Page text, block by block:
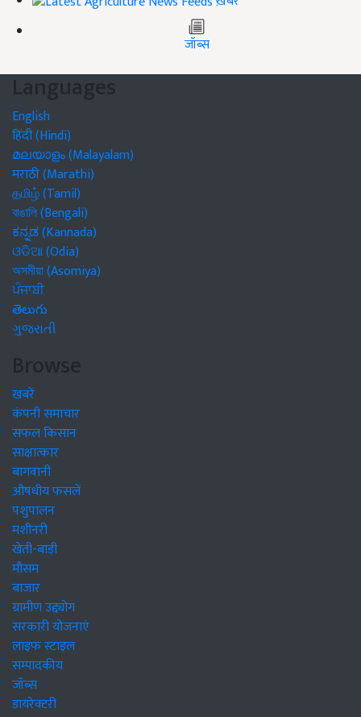
जॉब्स
Languages
English
हिंदी (Hindi)
മലയാളം (Malayalam)
मराठी (Marathi)
தமிழ் (Tamil)
বাঙালি (Bengali)
ಕನ್ನಡ (Kannada)
ଓଡିଆ (Odia)
অসমীয়া (Asomiya)
ਪੰਜਾਬੀ
తెలుగు
ગુજરાતી
Browse
खबरें
कंपनी समाचार
सफल किसान
साक्षात्कार
बागवानी
औषधीय फसलें
पशुपालन
मशीनरी
खेती-बाड़ी
मौसम
बाजार
ग्रामीण उद्द्योग
सरकारी योजनाएं
लाइफ स्टाइल
सम्पादकीय
जॉब्स
डायरेक्टरी